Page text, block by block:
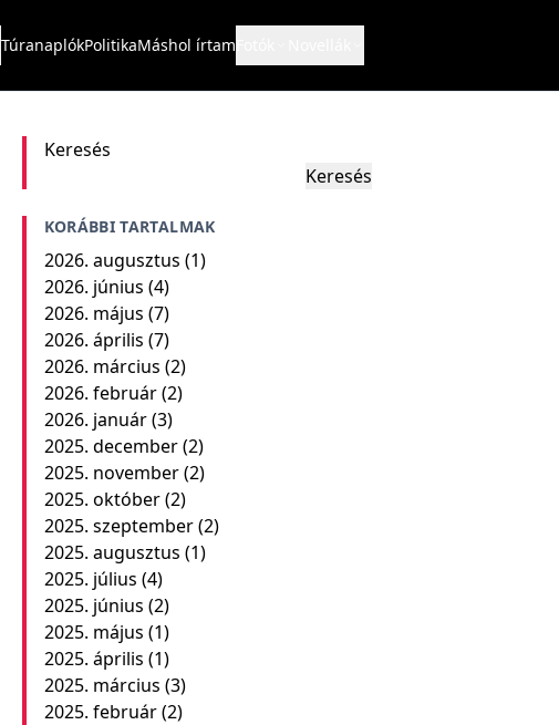
TúranaplókPolitikaMáshol írtam
Keresés
Keresés
KORÁBBI TARTALMAK
2026. augusztus (1)
2026. június (4)
2026. május (7)
2026. április (7)
2026. március (2)
2026. február(2)
2026. január(3)
2025. december(2)
2025. november(2)
2025. október(2)
2025. szeptember(2)
2025. augusztus (1)
2025. július (4)
2025. június (2)
2025. május (1)
2025. április (1)
2025. március (3)
2025. február(2)